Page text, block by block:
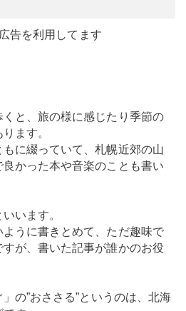
告を利用してます
と、旅の様に感じたり季節の
ます。
に綴っていて、札幌近郊の山
かった本や音楽のことも書い
います。
ように書きとめて、ただ趣味で
が、書いた記事が誰かのお役
の”おささる”というのは、北海